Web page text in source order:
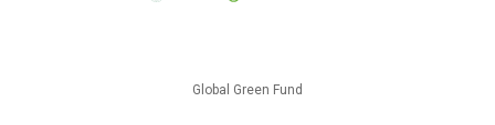
Global Green Fund